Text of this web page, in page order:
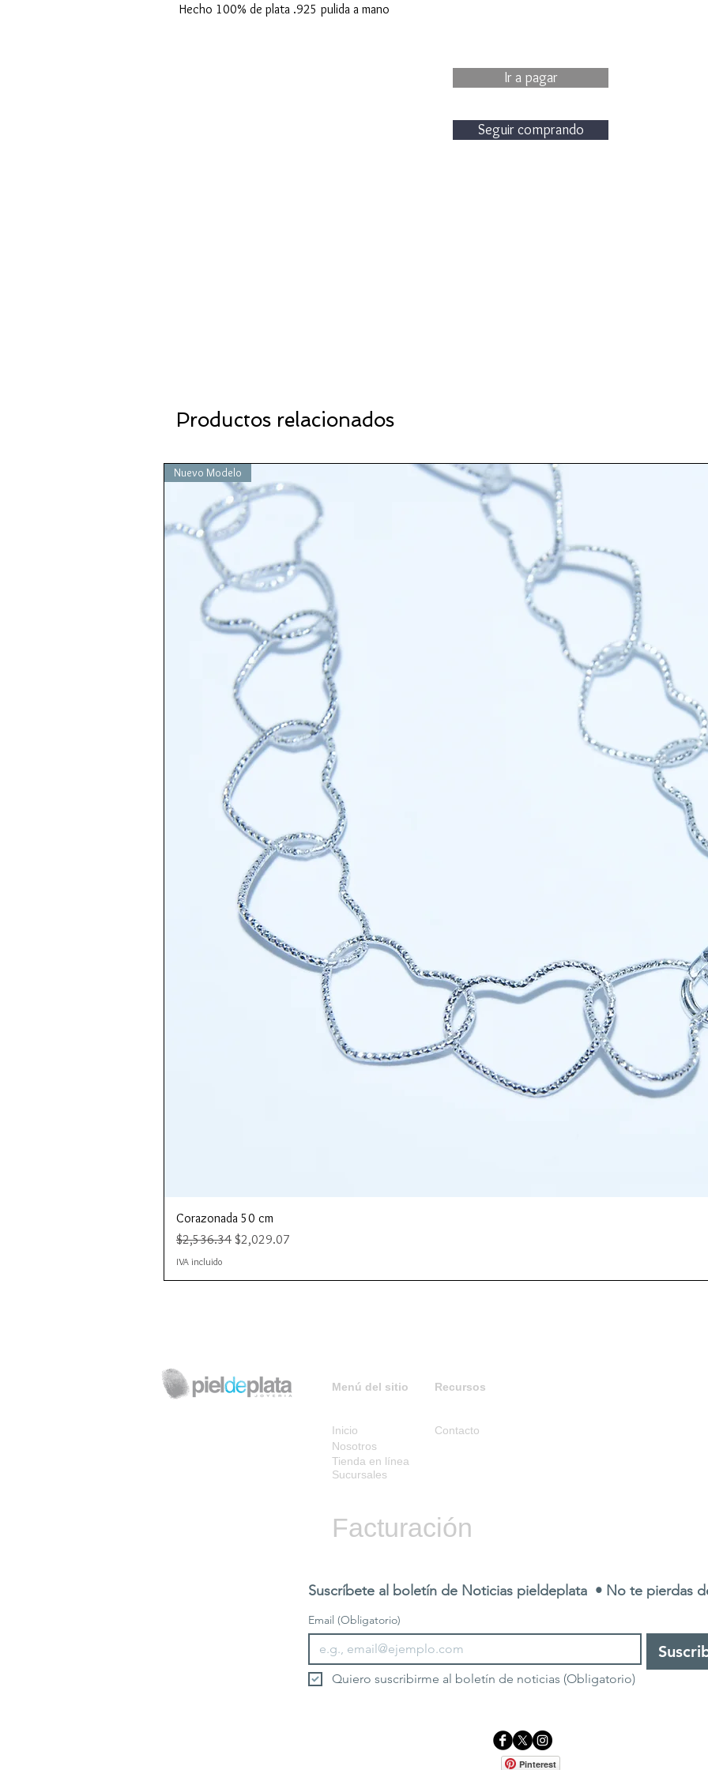
Hecho 100% de plata .925 pulida a mano
Ir a pagar
Seguir comprando
Productos relacionados
Nuevo Modelo
Corazonada 50 cm
Precio
$2,536.34 Precio de oferta
$2,029.07
IVA incluido
Menú del sitio Recursos
Inicio
Nosotros
Tienda en línea
Sucursales
Contacto
Facturación
Suscríbete al boletín de Noticias pieldeplata  • No te pierdas
Email (Obligatorio)
Quiero suscribirme al boletín de noticias (Obligatorio)
Pinterest